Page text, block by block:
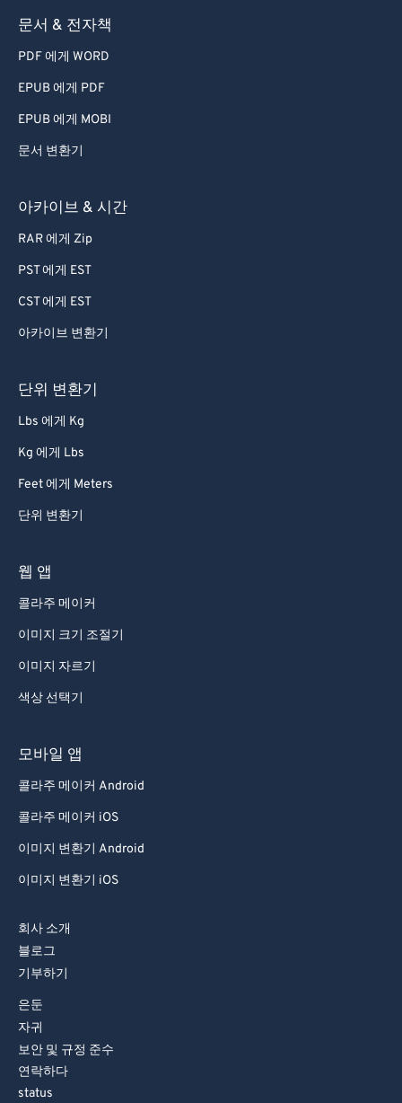
문서 & 전자책
PDF 에게 WORD
EPUB 에게 PDF
EPUB 에게 MOBI
문서 변환기
아카이브 & 시간
RAR 에게 Zip
PST 에게 EST
CST 에게 EST
아카이브 변환기
단위 변환기
Lbs 에게 Kg
Kg 에게 Lbs
Feet 에게 Meters
단위 변환기
웹 앱
콜라주 메이커
이미지 크기 조절기
이미지 자르기
색상 선택기
모바일 앱
콜라주 메이커 Android
콜라주 메이커 iOS
이미지 변환기 Android
이미지 변환기 iOS
회사 소개
블로그
기부하기
은둔
자귀
보안 및 규정 준수
연락하다
status